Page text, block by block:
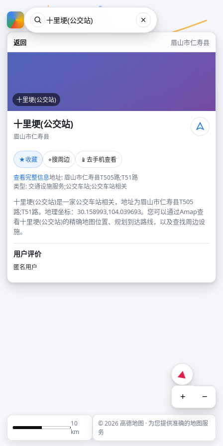
返回 眉山市仁寿县
十里埂(公交站)
十里埂(公交站)
眉山市仁寿县
★收藏 ⌖搜周边 📱 去手机查看
查看完整信息地址: 眉山市仁寿县T505路;T51路
类型: 交通设施服务;公交车站;公交车站相关
十里埂(公交站)是一家公交车站相关，地址为眉山市仁寿县T505
路;T51路。地理坐标：30.158993,104.039693。您可以通过Amap查
看十里埂(公交站)的精确地图位置、规划到达路线，以及查找周边设
施。
用户评价
匿名用户
+ −
10
km
© 2026 高德地图 · 为您提供准确的地图服
务